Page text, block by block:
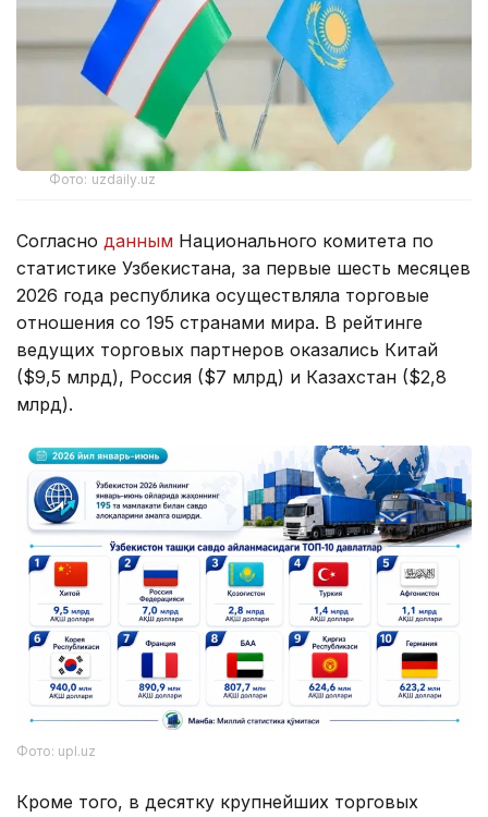
Фото: uzdaily.uz
Согласно данным Национального комитета по
статистике Узбекистана, за первые шесть месяцев
2026 года республика осуществляла торговые
отношения со 195 странами мира. В рейтинге
ведущих торговых партнеров оказались Китай
($9,5 млрд), Россия ($7 млрд) и Казахстан ($2,8
млрд).
Фото: upl.uz
Кроме того, в десятку крупнейших торговых